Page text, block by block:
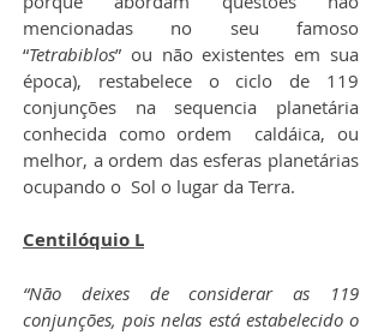
mencionadas no seu famoso
“Tetrabiblos” ou não existentes em sua
época), restabelece o ciclo de 119
conjunções na sequencia planetária
conhecida como ordem  caldáica, ou
melhor, a ordem das esferas planetárias
ocupando o  Sol o lugar da Terra.
Centilóquio L
“Não deixes de considerar as 119
conjunções, pois nelas está estabelecido o